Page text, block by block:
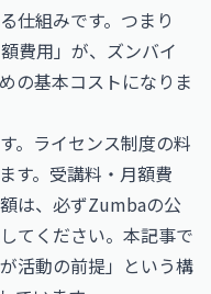
仕組みです。つまり
費用」が、ズンバイ
の基本コストになりま
。ライセンス制度の料
す。受講料・月額費
は、必ずZumbaの公
てください。本記事で
活動の前提」という構